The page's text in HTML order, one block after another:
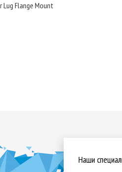
Lug Flange Mount
Наши